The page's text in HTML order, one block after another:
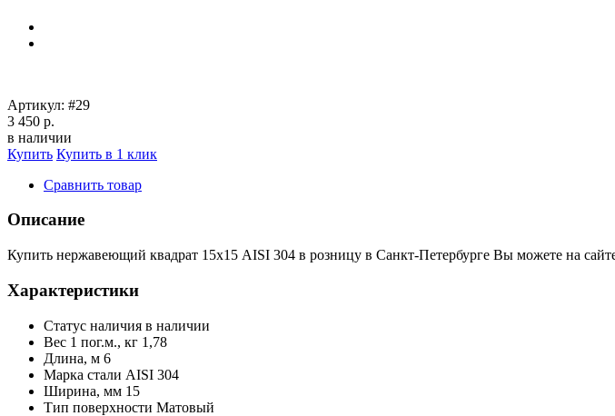
Артикул: #29
3 450 р.
в наличии
Купить Купить в 1 клик
Сравнить товар
Описание
Купить нержавеющий квадрат 15х15 AISI 304 в розницу в Санкт-Петербурге Вы можете на
Характеристики
Статус наличия в наличии
Вес 1 пог.м., кг 1,78
Длина, м 6
Марка стали AISI 304
Ширина, мм 15
Тип поверхности Матовый